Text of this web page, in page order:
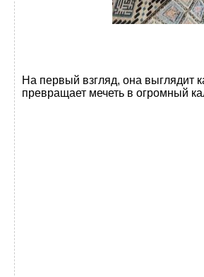
На первый взгляд, она выглядит
превращает мечеть в огромный